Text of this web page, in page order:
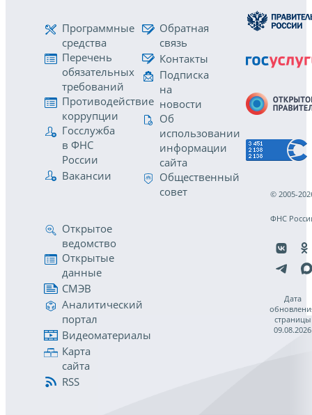
Программные
средства
Перечень
обязательных
требований
Противодействие
коррупции
Госслужба
в ФНС
России
Вакансии
Обратная
связь
Контакты
Подписка
на
новости
Об
использовании
информации
сайта
Общественный
совет
Открытое
ведомство
Открытые
данные
СМЭВ
Аналитический
портал
Видеоматериалы
Карта
сайта
RSS
© 2005-
ФНС
Дата
страницы
09.08.2026